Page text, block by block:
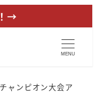
→
MENU
ャンピオン大会ア